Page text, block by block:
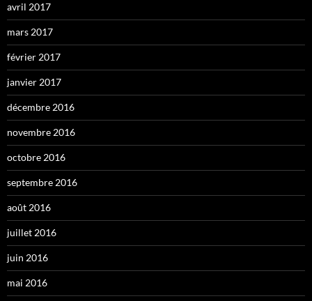
avril 2017
mars 2017
février 2017
janvier 2017
décembre 2016
novembre 2016
octobre 2016
septembre 2016
août 2016
juillet 2016
juin 2016
mai 2016